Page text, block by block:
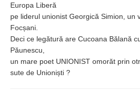
Europa Liberă
pe liderul unionist Georgică Simion, un
Focșani.
Deci ce legătură are Cucoana Bălană
Păunescu,
un mare poet UNIONIST omorăt prin
sute de Unioniști ?